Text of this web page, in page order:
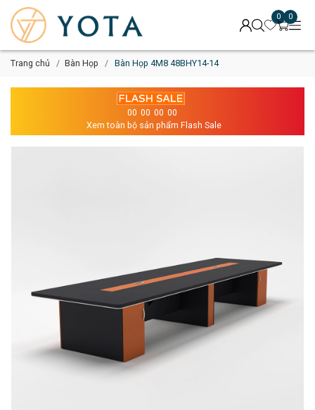
0 0
Trang chủ Bàn Họp Bàn Họp 4M8 48BHY14-14
00 00 00 00
Xem toàn bộ sản phẩm Flash Sale